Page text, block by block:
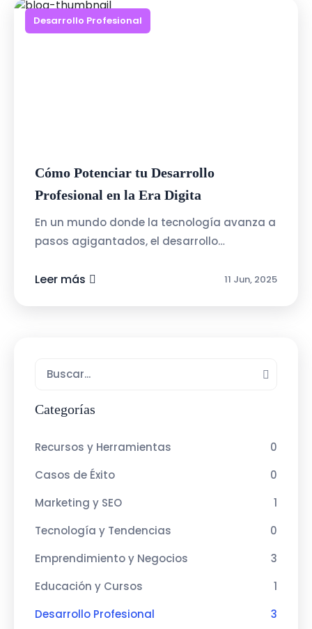
Desarrollo Profesional
Cómo Potenciar tu Desarrollo
Profesional en la Era Digita
En un mundo donde la tecnología avanza a
pasos agigantados, el desarrollo
continuo. Ya no basta con obtener un
Leer más 11 Jun, 2025
Categorías
Recursos y Herramientas
0
Casos de Éxito
0
Marketing y SEO
1
Tecnología y Tendencias
0
Emprendimiento y Negocios
3
Educación y Cursos
1
Desarrollo Profesional
3